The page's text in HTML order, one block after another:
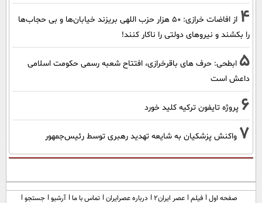
4
از افاضات خرازی: ۵۰ هزار حزب اللهی بریزند خیابان‌ها و بی حجاب‌ها
را بکشند و نیرو‌های دولتی را ناکار کنند!
5 ابطحی: حرف های باقرخرازی، افتتاح شعبه رسمی حکومت اسلامی
داعش است
6 پروژه تایفون ترکیه کلید خورد
7 واکنش پزشکیان به شایعه تهدید رهبری توسط رئیس‌جمهور
صفحه اول فیلم عصر ایران۲ درباره عصرایران تماس با ما آرشیو جستجو